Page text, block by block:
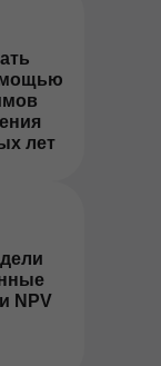
лет
NPV